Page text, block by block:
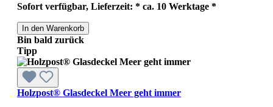
Sofort verfügbar, Lieferzeit: * ca. 10 Werktage *
In den Warenkorb
Bin bald zurück
Tipp
Holzpost® Glasdeckel Meer geht immer